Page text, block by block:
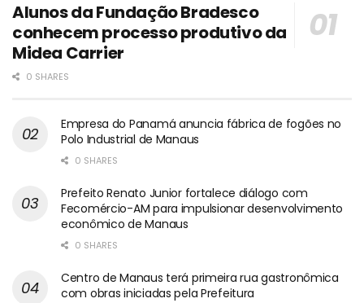
Alunos da Fundação Bradesco
conhecem processo produtivo da
Midea Carrier
0 SHARES
Empresa do Panamá anuncia fábrica de fogões no
Polo Industrial de Manaus
0 SHARES
Prefeito Renato Junior fortalece diálogo com
Fecomércio-AM para impulsionar desenvolvimento
econômico de Manaus
0 SHARES
Centro de Manaus terá primeira rua gastronômica
com obras iniciadas pela Prefeitura